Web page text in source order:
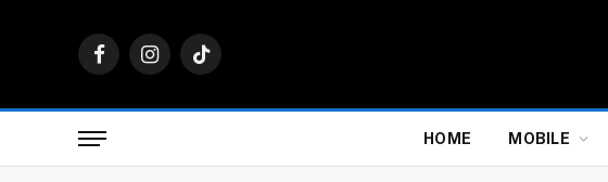
FacebookInstagramTikTok
HOME MOBILE